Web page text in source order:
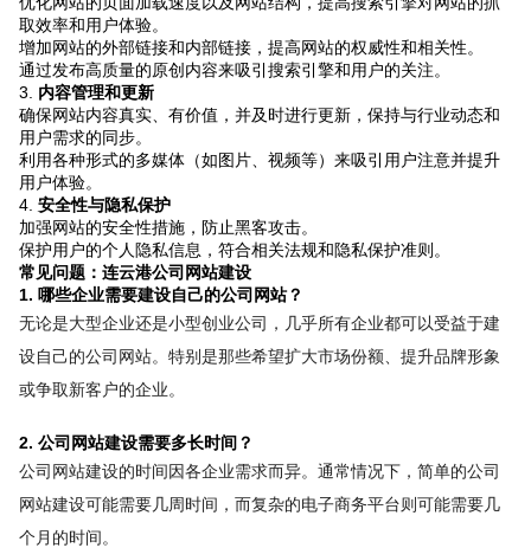
取效率和用户体验。
增加网站的外部链接和内部链接，提高网站的权威性和相关性。
通过发布高质量的原创内容来吸引搜索引擎和用户的关注。
3. 内容管理和更新
确保网站内容真实、有价值，并及时进行更新，保持与行业动态和
用户需求的同步。
利用各种形式的多媒体（如图片、视频等）来吸引用户注意并提升
用户体验。
4. 安全性与隐私保护
加强网站的安全性措施，防止黑客攻击。
保护用户的个人隐私信息，符合相关法规和隐私保护准则。
常见问题：连云港公司网站建设
1. 哪些企业需要建设自己的公司网站？
无论是大型企业还是小型创业公司，几乎所有企业都可以受益于建
设自己的公司网站。特别是那些希望扩大市场份额、提升品牌形象
或争取新客户的企业。
2. 公司网站建设需要多长时间？
公司网站建设的时间因各企业需求而异。通常情况下，简单的公司
网站建设可能需要几周时间，而复杂的电子商务平台则可能需要几
个月的时间。